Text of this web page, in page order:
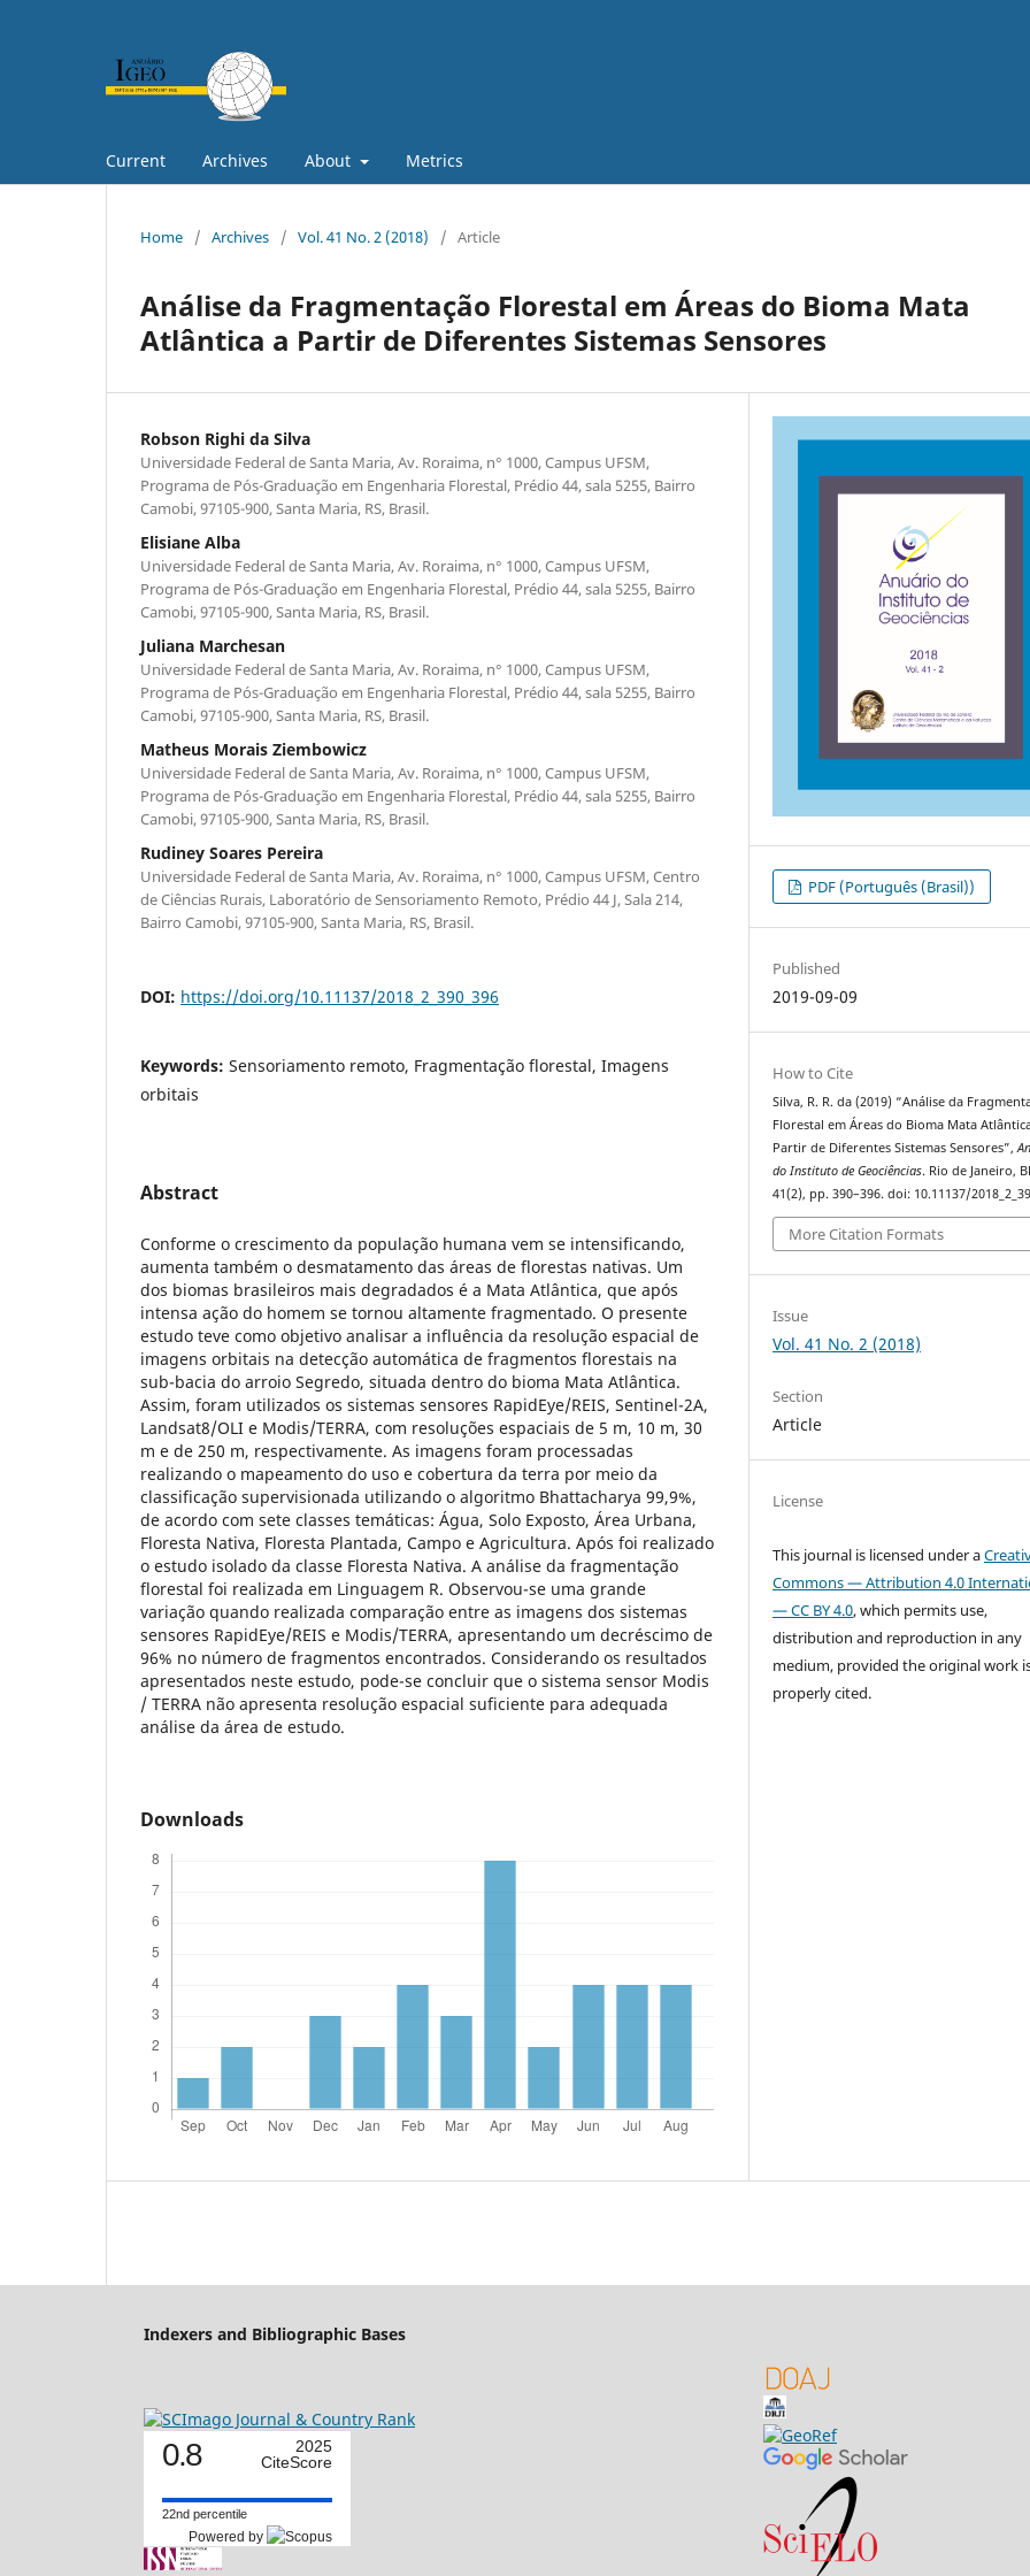
Current Archives About Metrics
Home / Archives / Vol. 41 No. 2 (2018) / Article
Análise da Fragmentação Florestal em Áreas do Bioma Mata
Atlântica a Partir de Diferentes Sistemas Sensores
Robson Righi da Silva
Universidade Federal de Santa Maria, Av. Roraima, n° 1000, Campus UFSM,
Programa de Pós-Graduação em Engenharia Florestal, Prédio 44, sala 5255, Bairro
Camobi, 97105-900, Santa Maria, RS, Brasil.
Elisiane Alba
Universidade Federal de Santa Maria, Av. Roraima, n° 1000, Campus UFSM,
Programa de Pós-Graduação em Engenharia Florestal, Prédio 44, sala 5255, Bairro
Camobi, 97105-900, Santa Maria, RS, Brasil.
Juliana Marchesan
Universidade Federal de Santa Maria, Av. Roraima, n° 1000, Campus UFSM,
Programa de Pós-Graduação em Engenharia Florestal, Prédio 44, sala 5255, Bairro
Camobi, 97105-900, Santa Maria, RS, Brasil.
Matheus Morais Ziembowicz
Universidade Federal de Santa Maria, Av. Roraima, n° 1000, Campus UFSM,
Programa de Pós-Graduação em Engenharia Florestal, Prédio 44, sala 5255, Bairro
Camobi, 97105-900, Santa Maria, RS, Brasil.
Rudiney Soares Pereira
Universidade Federal de Santa Maria, Av. Roraima, n° 1000, Campus UFSM, Centro
de Ciências Rurais, Laboratório de Sensoriamento Remoto, Prédio 44 J, Sala 214,
Bairro Camobi, 97105-900, Santa Maria, RS, Brasil.
DOI: https://doi.org/10.11137/2018_2_390_396
Keywords: Sensoriamento remoto, Fragmentação florestal, Imagens
orbitais
Abstract
Conforme o crescimento da população humana vem se intensificando,
aumenta também o desmatamento das áreas de florestas nativas. Um
dos biomas brasileiros mais degradados é a Mata Atlântica, que após
intensa ação do homem se tornou altamente fragmentado. O presente
estudo teve como objetivo analisar a influência da resolução espacial de
imagens orbitais na detecção automática de fragmentos florestais na
sub-bacia do arroio Segredo, situada dentro do bioma Mata Atlântica.
Assim, foram utilizados os sistemas sensores RapidEye/REIS, Sentinel-2A,
Landsat8/OLI e Modis/TERRA, com resoluções espaciais de 5 m, 10 m, 30
m e de 250 m, respectivamente. As imagens foram processadas
realizando o mapeamento do uso e cobertura da terra por meio da
classificação supervisionada utilizando o algoritmo Bhattacharya 99,9%,
de acordo com sete classes temáticas: Água, Solo Exposto, Área Urbana,
Floresta Nativa, Floresta Plantada, Campo e Agricultura. Após foi realizado
o estudo isolado da classe Floresta Nativa. A análise da fragmentação
florestal foi realizada em Linguagem R. Observou-se uma grande
variação quando realizada comparação entre as imagens dos sistemas
sensores RapidEye/REIS e Modis/TERRA, apresentando um decréscimo de
96% no número de fragmentos encontrados. Considerando os resultados
apresentados neste estudo, pode-se concluir que o sistema sensor Modis
/ TERRA não apresenta resolução espacial suficiente para adequada
análise da área de estudo.
Downloads
PDF (Português (Brasil))
Published
2019-09-09
How to Cite
Silva, R. R. da (2019) “Análise da
Florestal em Áreas do Bioma Mata
Partir de Diferentes Sistemas Sensores”,
do Instituto de Geociências. Rio de Janeiro,
41(2), pp. 390–396. doi: 10.11137/
More Citation Formats
Issue
Vol. 41 No. 2 (2018)
Section
Article
License
This journal is licensed under a
Commons — Attribution 4.0
— CC BY 4.0, which permits use,
distribution and reproduction in any
medium, provided the original work
properly cited.
Indexers and Bibliographic Bases
0.8
2025
CiteScore
22nd percentile
Powered by